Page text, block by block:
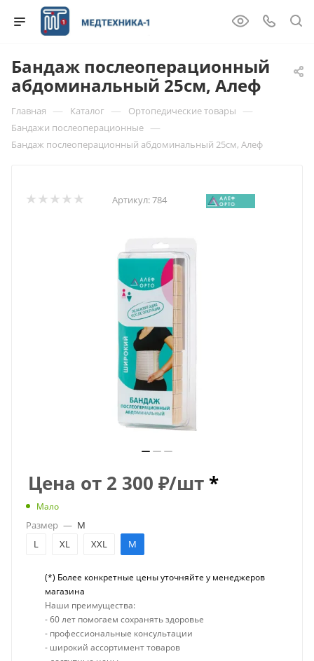
Бандаж послеоперационный
абдоминальный 25см, Алеф
Главная — Каталог — Ортопедические товары —
Бандажи послеоперационные —
Бандаж послеоперационный абдоминальный 25см, Алеф
Артикул:784
Цена от 2 300 ₽/шт *
Мало
Размер — М
L
XL XXL М
(*) Более конкретные цены уточняйте у менеджеров
магазина
Наши преимущества:
- 60 лет помогаем сохранять здоровье
- профессиональные консультации
- широкий ассортимент товаров